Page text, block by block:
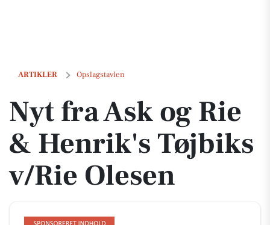
ARTIKLER Opslagstavlen
Nyt fra Ask og Rie & Henrik's Tøjbiks v/Rie Olesen
Nyt fra Ask og Rie
& Henrik's Tøjbiks
v/Rie Olesen